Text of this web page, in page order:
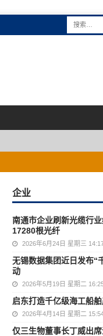
企业
南通市企业刷新光缆行
17280根光纤
2026年6月24日 星期三
无锡数据集团近日发布“
动
2026年5月19日 星期二
启东打造千亿级海工船
2026年4月14日 星期二
仅三生物董事长丁威出